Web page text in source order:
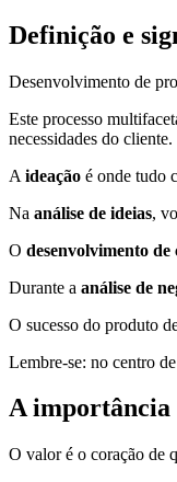
Definição e
Desenvolvimento de
Este processo
necessidades do cliente.
A ideação é onde tudo
Na análise de ideias,
O desenvolvimento de
Durante a análise de
O sucesso do produto
Lembre-se: no centro
A importância
O valor é o coração de